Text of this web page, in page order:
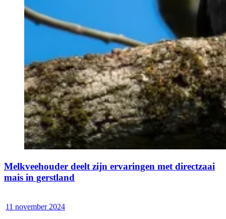
Melkveehouder deelt zijn ervaringen met directzaai
mais in gerstland
11 november 2024